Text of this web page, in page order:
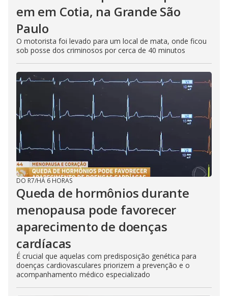
em em Cotia, na Grande São
Paulo
O motorista foi levado para um local de mata, onde ficou
sob posse dos criminosos por cerca de 40 minutos
DO R7/HÁ 6 HORAS
Queda de hormônios durante
menopausa pode favorecer
aparecimento de doenças
cardíacas
É crucial que aquelas com predisposição genética para
doenças cardiovasculares priorizem a prevenção e o
acompanhamento médico especializado